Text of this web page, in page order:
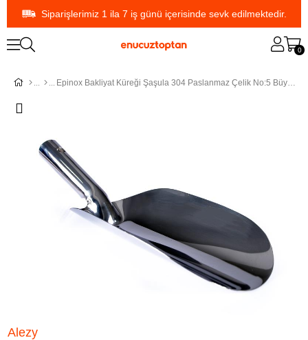
Siparişlerimiz 1 ila 7 iş günü içerisinde sevk edilmektedir.
0
Epinox Bakliyat Küreği Şaşula 304 Paslanmaz Çelik No:5 Büyük Boy | ID4387
Alezy